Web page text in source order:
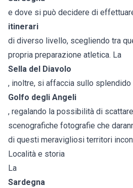
e dove si può decidere di
itinerari
di diverso livello, scegliendo tra
propria preparazione atletica. La
Sella del Diavolo
, inoltre, si affaccia sullo splendido
Golfo degli Angeli
, regalando la possibilità di
scenografiche fotografie che
di questi meravigliosi territori
Località e storia
La
Sardegna